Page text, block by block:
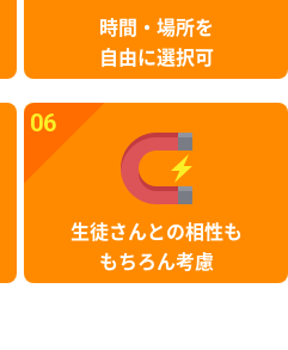
時間・場所を
自由に選択可
06
生徒さんとの相性も
もちろん考慮